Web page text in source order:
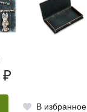
₽
В избранное